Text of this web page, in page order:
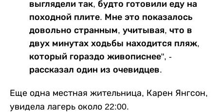
выглядели так, будто готовили еду на
походной плите. Мне это показалось
довольно странным, учитывая, что в
двух минутах ходьбы находится пляж,
который гораздо живописнее", -
рассказал один из очевидцев.
Еще одна местная жительница, Карен Янгсон,
увидела лагерь около 22:00.